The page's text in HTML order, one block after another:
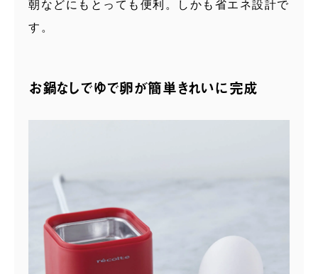
朝などにもとっても便利。しかも省エネ設計で
す。
お鍋なしでゆで卵が簡単きれいに完成